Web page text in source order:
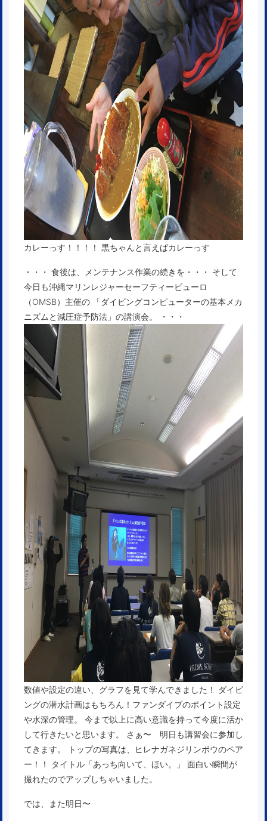
カレーっす！！！！ 黒ちゃんと言えばカレーっす
・・・ 食後は、メンテナンス作業の続きを・・・ そして
今日も沖縄マリンレジャーセーフティービューロ
（OMSB）主催の 「ダイビングコンピューターの基本メカ
ニズムと減圧症予防法」の講演会。 ・・・
数値や設定の違い、グラフを見て学んできました！ ダイビ
ングの潜水計画はもちろん！ファンダイブのポイント設定
や水深の管理。 今まで以上に高い意識を持って今度に活か
して行きたいと思います。 さぁ〜 明日も講習会に参加し
てきます。 トップの写真は、ヒレナガネジリンボウのペア
ー！！ タイトル「あっち向いて、ほい。」 面白い瞬間が
撮れたのでアップしちゃいました。
では、また明日〜